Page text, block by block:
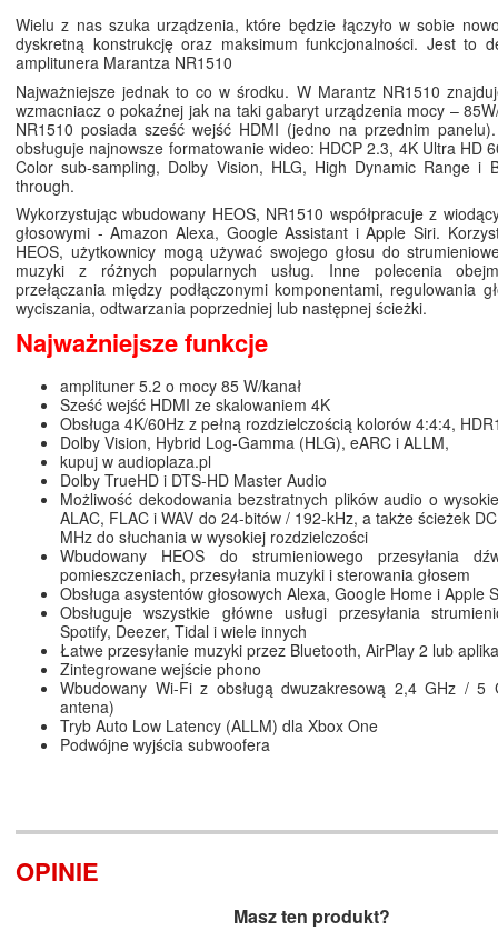
Wielu z nas szuka urządzenia, które będzie łączyło w sobie
dyskretną konstrukcję oraz maksimum funkcjonalności. Jest to
amplitunera Marantza NR1510
Najważniejsze jednak to co w środku. W Marantz NR1510
wzmacniacz o pokaźnej jak na taki gabaryt urządzenia mocy –
NR1510 posiada sześć wejść HDMI (jedno na przednim
obsługuje najnowsze formatowanie wideo: HDCP 2.3, 4K Ultra HD
Color sub-sampling, Dolby Vision, HLG, High Dynamic Range i
through.
Wykorzystując wbudowany HEOS, NR1510 współpracuje z
głosowymi - Amazon Alexa, Google Assistant i Apple Siri.
HEOS, użytkownicy mogą używać swojego głosu do
muzyki z różnych popularnych usług. Inne polecenia
przełączania między podłączonymi komponentami, regulowania
wyciszania, odtwarzania poprzedniej lub następnej ścieżki.
Najważniejsze funkcje
amplituner 5.2 o mocy 85 W/kanał
Sześć wejść HDMI ze skalowaniem 4K
Obsługa 4K/60Hz z pełną rozdzielczością kolorów 4:4:4,
Dolby Vision, Hybrid Log-Gamma (HLG), eARC i ALLM,
kupuj w audioplaza.pl
Dolby TrueHD i DTS-HD Master Audio
Możliwość dekodowania bezstratnych plików audio o
ALAC, FLAC i WAV do 24-bitów / 192-kHz, a także ścieżek
MHz do słuchania w wysokiej rozdzielczości
Wbudowany HEOS do strumieniowego przesyłania
pomieszczeniach, przesyłania muzyki i sterowania głosem
Obsługa asystentów głosowych Alexa, Google Home i Apple
Obsługuje wszystkie główne usługi przesyłania
Spotify, Deezer, Tidal i wiele innych
Łatwe przesyłanie muzyki przez Bluetooth, AirPlay 2 lub
Zintegrowane wejście phono
Wbudowany Wi-Fi z obsługą dwuzakresową 2,4 GHz / 5
antena)
Tryb Auto Low Latency (ALLM) dla Xbox One
Podwójne wyjścia subwoofera
OPINIE
Masz ten produkt?